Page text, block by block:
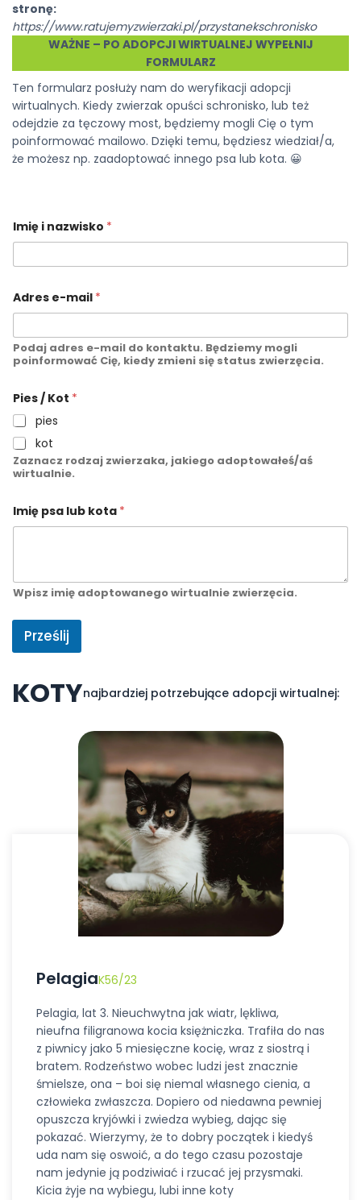
stronę:
https://www.ratujemyzwierzaki.pl/przystanekschronisko
WAŻNE – PO ADOPCJI WIRTUALNEJ WYPEŁNIJ
FORMULARZ
Ten formularz posłuży nam do weryfikacji adopcji
wirtualnych. Kiedy zwierzak opuści schronisko, lub też
odejdzie za tęczowy most, będziemy mogli Cię o tym
poinformować mailowo. Dzięki temu, będziesz wiedział/a,
że możesz np. zaadoptować innego psa lub kota. 😀
Imię i nazwisko *
Adres e-mail *
Podaj adres e-mail do kontaktu. Będziemy mogli
poinformować Cię, kiedy zmieni się status zwierzęcia.
u
b
I
m
i
ę
n
z
w
o
Pies / Kot *
pies
kot
Zaznacz rodzaj zwierzaka, jakiego adoptowałeś/aś
wirtualnie.
Imię psa lub kota *
Wpisz imię adoptowanego wirtualnie zwierzęcia.
Prześlij
KOTYnajbardziej potrzebujące adopcji wirtualnej:
PelagiaK56/23
Pelagia, lat 3. Nieuchwytna jak wiatr, lękliwa,
nieufna filigranowa kocia księżniczka. Trafiła do nas
z piwnicy jako 5 miesięczne kocię, wraz z siostrą i
bratem. Rodzeństwo wobec ludzi jest znacznie
śmielsze, ona – boi się niemal własnego cienia, a
człowieka zwłaszcza. Dopiero od niedawna pewniej
opuszcza kryjówki i zwiedza wybieg, dając się
pokazać. Wierzymy, że to dobry początek i kiedyś
uda nam się oswoić, a do tego czasu pozostaje
nam jedynie ją podziwiać i rzucać jej przysmaki.
Kicia żyje na wybiegu, lubi inne koty